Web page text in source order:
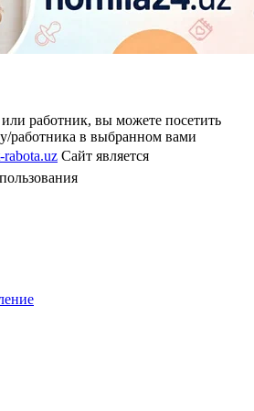
работник, вы можете посетить
работника в выбранном вами
rabota.uz Сайт является